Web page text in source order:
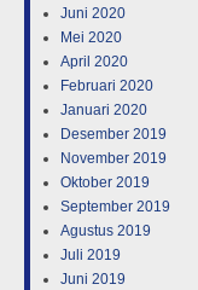
Juni 2020
Mei 2020
April 2020
Februari 2020
Januari 2020
Desember 2019
November 2019
Oktober 2019
September 2019
Agustus 2019
Juli 2019
Juni 2019